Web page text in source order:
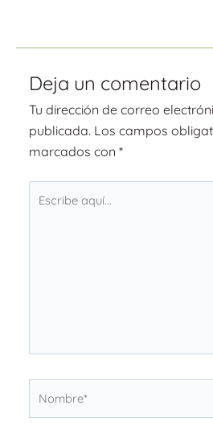
Deja un comentario
Tu dirección de correo
publicada. Los campos
marcados con *